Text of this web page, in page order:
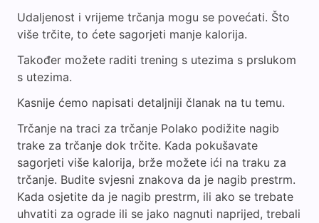
Udaljenost i vrijeme trčanja mogu se povećati. Što
više trčite, to ćete sagorjeti manje kalorija.
Također možete raditi trening s utezima s prslukom
s utezima.
Kasnije ćemo napisati detaljniji članak na tu temu.
Trčanje na traci za trčanje Polako podižite nagib
trake za trčanje dok trčite. Kada pokušavate
sagorjeti više kalorija, brže možete ići na traku za
trčanje. Budite svjesni znakova da je nagib prestrm.
Kada osjetite da je nagib prestrm, ili ako se trebate
uhvatiti za ograde ili se jako nagnuti naprijed, trebali